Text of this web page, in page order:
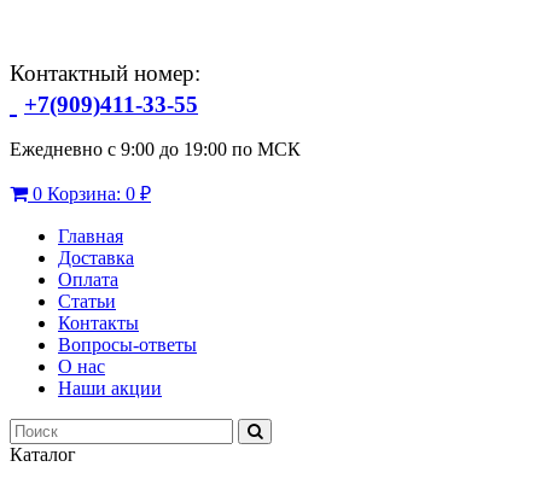
Контактный номер:
+7(909)411-33-55
Ежедневно с 9:00 до 19:00 по МСК
0 Корзина: 0 ₽
Главная
Доставка
Оплата
Статьи
Контакты
Вопросы-ответы
О нас
Наши акции
Каталог